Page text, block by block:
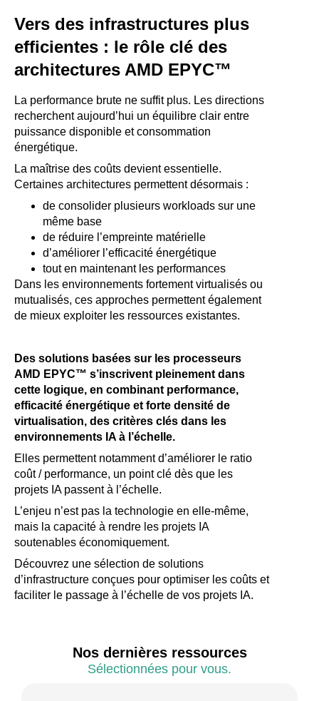
Vers des infrastructures plus
efficientes : le rôle clé des
architectures AMD EPYC™
La performance brute ne suffit plus. Les directions
recherchent aujourd’hui un équilibre clair entre
puissance disponible et consommation
énergétique.
La maîtrise des coûts devient essentielle.
Certaines architectures permettent désormais :
de consolider plusieurs workloads sur une
même base
de réduire l’empreinte matérielle
d’améliorer l’efficacité énergétique
tout en maintenant les performances
Dans les environnements fortement virtualisés ou
mutualisés, ces approches permettent également
de mieux exploiter les ressources existantes.
Des solutions basées sur les processeurs
AMD EPYC™ s’inscrivent pleinement dans
cette logique, en combinant performance,
efficacité énergétique et forte densité de
virtualisation, des critères clés dans les
environnements IA à l’échelle.
Elles permettent notamment d’améliorer le ratio
coût / performance, un point clé dès que les
projets IA passent à l’échelle.
L’enjeu n’est pas la technologie en elle-même,
mais la capacité à rendre les projets IA
soutenables économiquement.
Découvrez une sélection de solutions
d’infrastructure conçues pour optimiser les coûts et
faciliter le passage à l’échelle de vos projets IA.
Nos dernières ressources
Sélectionnées pour vous.